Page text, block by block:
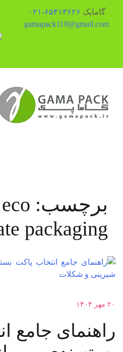
گاماپک ۶۵۴۱۳۶۲۶-۰۲۱
gamapack110@gmail.com
محتوا
برچسب: eco
packaging
۲۰ مهر ۱۴۰۴
راهنمای جامع